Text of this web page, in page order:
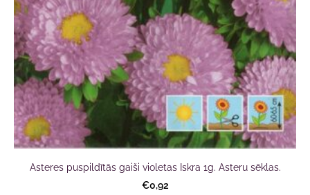
Asteres puspildītās gaiši violetas Iskra 1g. Asteru sēklas.
€0,92